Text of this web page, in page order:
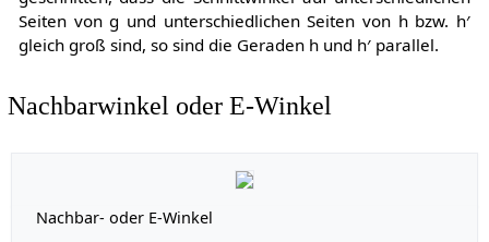
Seiten vong und unterschiedlichen Seiten von hbzw. h′
gleich groß sind, so sind die Geraden hund h′parallel.
Nachbarwinkel oder E-Winkel
Nachbar- oder E-Winkel